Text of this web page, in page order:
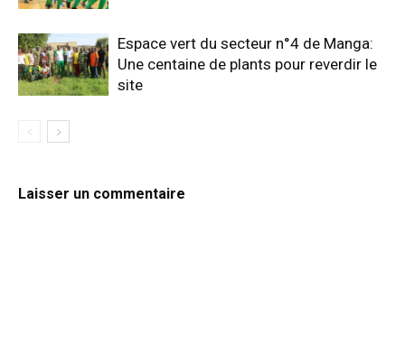
Espace vert du secteur n°4 de Manga:
Une centaine de plants pour reverdir le
site
Laisser un commentaire